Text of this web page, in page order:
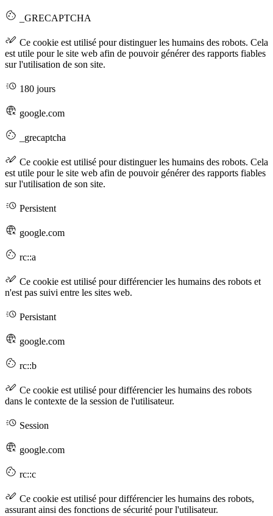
_GRECAPTCHA
Ce cookie est utilisé pour distinguer les humains des robots. Cela
est utile pour le site web afin de pouvoir générer des rapports fiables
sur l'utilisation de son site.
180 jours
google.com
_grecaptcha
Ce cookie est utilisé pour distinguer les humains des robots. Cela
est utile pour le site web afin de pouvoir générer des rapports fiables
sur l'utilisation de son site.
Persistent
google.com
rc::a
Ce cookie est utilisé pour différencier les humains des robots et
n'est pas suivi entre les sites web.
Persistant
google.com
rc::b
Ce cookie est utilisé pour différencier les humains des robots
dans le contexte de la session de l'utilisateur.
Session
google.com
rc::c
Ce cookie est utilisé pour différencier les humains des robots,
assurant ainsi des fonctions de sécurité pour l'utilisateur.